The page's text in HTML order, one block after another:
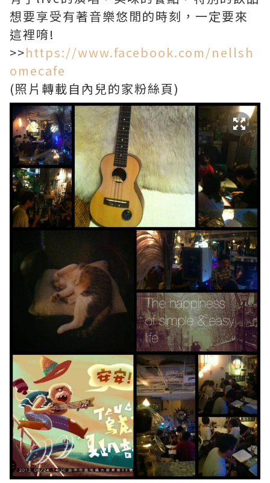
想要享受有著音樂悠閒的時刻，一定要來
這裡唷!
>>https://www.facebook.com/nellsh
omecafe
(照片轉載自內兒的家粉絲頁)